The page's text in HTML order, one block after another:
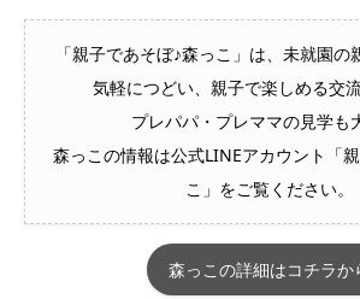
「親子であそぼ♪森っこ」は、未就園の
気軽につどい、親子で楽しめる交流
プレパパ・プレママの見学も
森っこの情報は公式LINEアカウント「
こ」をご覧ください。
森っこの詳細はコチラか